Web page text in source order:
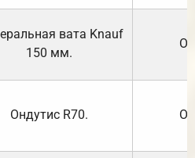
вата Knauf
150 мм.
Ондутис R70.